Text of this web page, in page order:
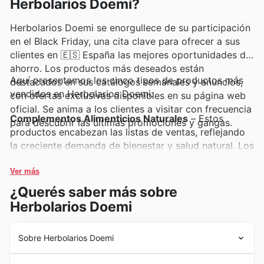
Herbolarios Doemi?
Herbolarios Doemi se enorgullece de su participación
en el Black Friday, una cita clave para ofrecer a sus
clientes en 🇪🇸 España las mejores oportunidades de
ahorro. Los productos más deseados están
destacados en sus catálogos semanales y anuncios,
con ofertas exclusivas disponibles en su página web
oficial. Se anima a los clientes a visitar con frecuencia
para descubrir las últimas promociones y gangas.
Aquí presentamos los cinco tipos de productos más
vendidos en Herbolarios Doemi:
Complementos Alimenticios Naturales– Estos
productos encabezan las listas de ventas, reflejando
la creciente demanda de bienestar y salud natural. Los
Friday por su excepcional relación calidad-precio,
encontrándose entre las mejores ofertas de los
Herbolarios Doemi. Descubra sus beneficios en las
últimas promociones.
Superalimentos Orgánicos
imparable, los superalimentos orgánicos son
Ver más
¿Querés saber más sobre
Herbolarios Doemi
Sobre Herbolarios Doemi